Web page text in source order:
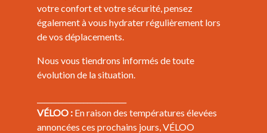
votre confort et votre sécurité, pensez
également à vous hydrater régulièrement lors
de vos déplacements.
Nous vous tiendrons informés de toute
évolution de la situation.
VÉLOO : En raison des températures élevées
annoncées ces prochains jours, VÉLOO